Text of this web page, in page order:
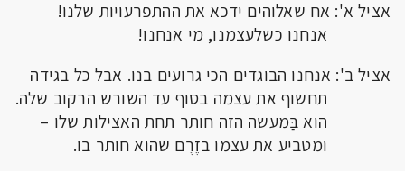
אציל א': אח שאלוהים ידכא את ההתפרעויות שלנו!
אנחנו כשלעצמנו, מי אנחנו!
אציל ב': אנחנו הבוגדים הכי גרועים בנו. אבל כל בגידה
תחשוף את עצמה בסוף עד השורש הרקוב שלה.
הוא בַּמעשה הזה חותר תחת האצילות שלו –
ומטביע את עצמו בזֶרֶם שהוא חותר בו.